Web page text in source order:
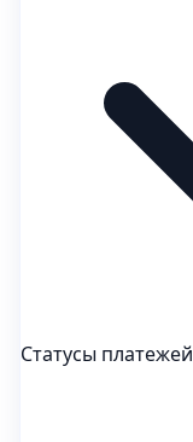
Статусы платежей